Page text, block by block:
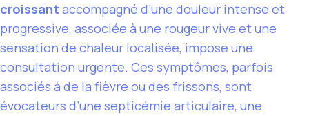
croissant accompagné d’une douleur intense et
progressive, associée à une rougeur vive et une
sensation de chaleur localisée, impose une
consultation urgente. Ces symptômes, parfois
associés à de la fièvre ou des frissons, sont
évocateurs d’une septicémie articulaire, une